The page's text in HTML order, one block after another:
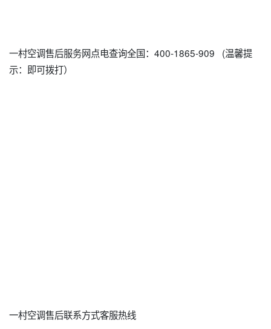
一村空调售后服务网点电查询全国：400-1865-909 (温馨提
示：即可拨打）
一村空调售后联系方式客服热线